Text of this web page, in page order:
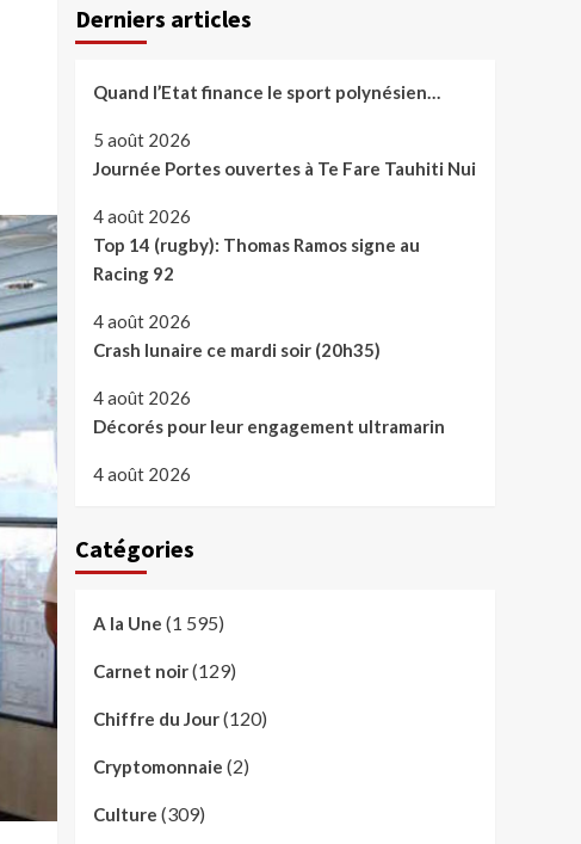
Derniers articles
Quand l’Etat finance le sport polynésien…
5 août 2026
Journée Portes ouvertes à Te Fare Tauhiti Nui
4 août 2026
Top 14 (rugby): Thomas Ramos signe au
Racing 92
4 août 2026
Crash lunaire ce mardi soir (20h35)
4 août 2026
Décorés pour leur engagement ultramarin
4 août 2026
Catégories
A la Une (1 595)
Carnet noir(129)
Chiffre du Jour(120)
Cryptomonnaie (2)
Culture (309)